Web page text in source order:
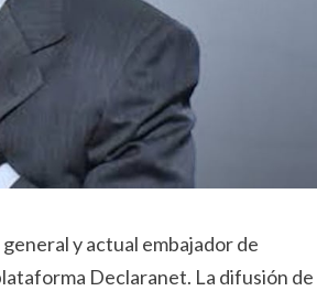
y actual embajador de
Declaranet. La difusión de